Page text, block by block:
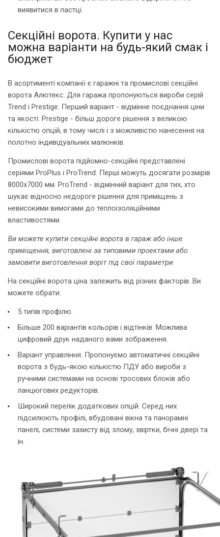
виявитися в пастці.
Секційні ворота. Купити у нас
можна варіанти на будь-який смак і
бюджет
В асортименті компанії є гаражні та промислові секційні
ворота Алютекс. Для гаража пропонуються вироби серій
Trend і Prestige. Перший варіант - відмінне поєднання ціни
та якості. Prestige - більш дороге рішення з великою
кількістю опцій, в тому числі і з можливістю нанесення на
полотно індивідуальних малюнків.
Промислові ворота підйомно-секційні представлені
серіями ProPlus і ProTrend. Перші можуть досягати розмірів
8000х7000 мм. ProTrend - відмінний варіант для тих, хто
шукає відносно недороге рішення для приміщень з
невисокими вимогами до теплоізоляційними
властивостями.
Ви можете купити секційні ворота в гараж або інше
приміщення, виготовлені за типовими проектами або
замовити виготовлення воріт під свої параметри
На секційні ворота ціна залежить від різних факторів. Ви
можете обрати:
5 типів профілю.
Більше 200 варіантів кольорів і відтінків. Можлива
цифровий друк наданого вами зображення.
Варіант управління. Пропонуємо автоматичні секційні
ворота з будь-якою кількістю ПДУ або вироби з
ручними системами на основі тросових блоків або
ланцюгових редукторів.
Широкий перелік додаткових опцій. Серед них
підсилюють профілі, вбудовані вікна та панорамні
панелі, системи захисту від злому, хвіртки, бічні двері та
ін.